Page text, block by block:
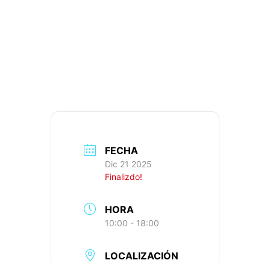
FECHA
Dic 21 2025
Finalizdo!
HORA
10:00 - 18:00
LOCALIZACIÓN